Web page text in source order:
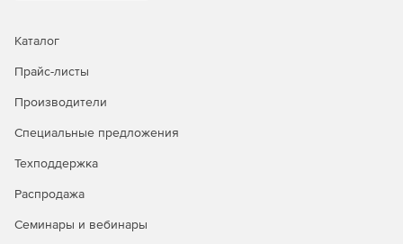
Каталог
Прайс-листы
Производители
Специальные предложения
Техподдержка
Распродажа
Семинары и вебинары